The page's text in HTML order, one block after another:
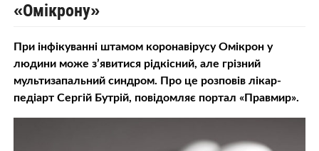
«Омікрону»
При інфікуванні штамом коронавірусу Омікрон у
людини може з’явитися рідкісний, але грізний
мультизапальний синдром. Про це розповів лікар-
педіарт Сергій Бутрій, повідомляє портал «Правмир».